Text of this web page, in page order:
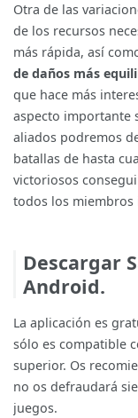
Otra de las
de los recursos
más rápida, así
de daños más
que hace más
aspecto importante
aliados podremos
batallas de hasta
victoriosos
todos los miembros
Descargar
Android.
La aplicación es
sólo es compatible
superior. Os
no os defraudará
juegos.